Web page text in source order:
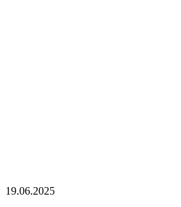
19.06.2025